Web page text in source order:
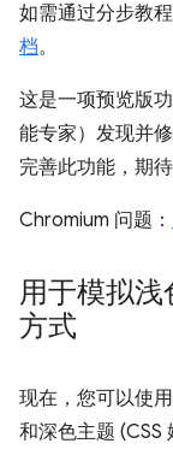
如需通过分步教
档。
这是一项预览版
能专家）发现并
完善此功能，期
Chromium 问题：
用于模拟
方式
现在，您可以使用
和深色主题 (CSS